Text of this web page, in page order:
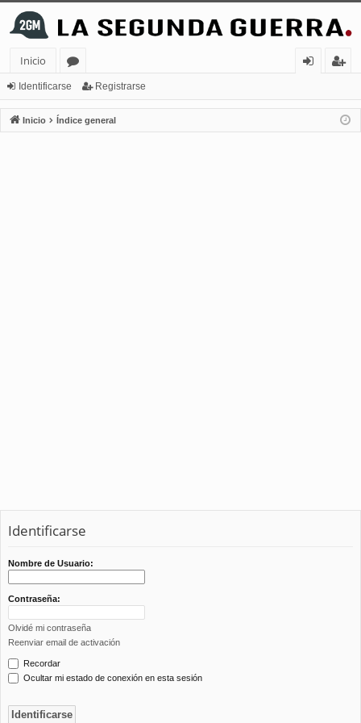
Inicio
or
os
nt
ifi
ist
ra
Identificarse Registrarse
Inicio Índice general
Identificarse
Nombre de Usuario:
Contraseña:
Olvidé mi contraseña
Reenviar email de activación
Recordar
Ocultar mi estado de conexión en esta sesión